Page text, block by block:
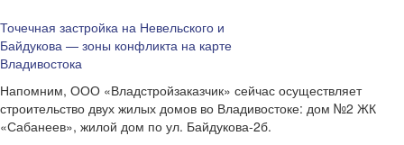
Точечная застройка на Невельского и
Байдукова — зоны конфликта на карте
Владивостока
Напомним, ООО «Владстройзаказчик» сейчас осуществляет
строительство двух жилых домов во Владивостоке: дом №2 ЖК
«Сабанеев», жилой дом по ул. Байдукова-2б.